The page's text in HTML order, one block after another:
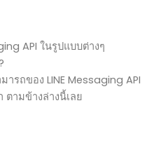
API ในรูปแบบต่างๆ
รถของ LINE Messaging API
ตามข้างล่างนี้เลย